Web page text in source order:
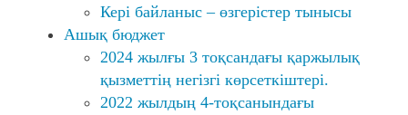
Кері байланыс – өзгерістер тынысы
Ашық бюджет
2024 жылғы 3 тоқсандағы қаржылық
қызметтің негізгі көрсеткіштері.
2022 жылдың 4-тоқсанындағы